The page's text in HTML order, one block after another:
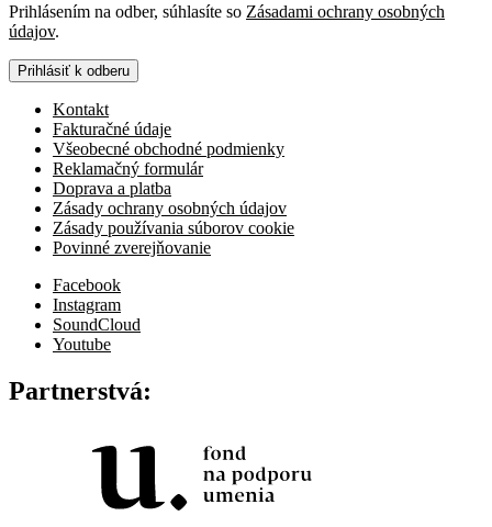
Prihlásením na odber, súhlasíte so Zásadami ochrany osobných
údajov.
Prihlásiť k odberu
Kontakt
Fakturačné údaje
Všeobecné obchodné podmienky
Reklamačný formulár
Doprava a platba
Zásady ochrany osobných údajov
Zásady používania súborov cookie
Povinné zverejňovanie
Facebook
Instagram
SoundCloud
Youtube
Partnerstvá: